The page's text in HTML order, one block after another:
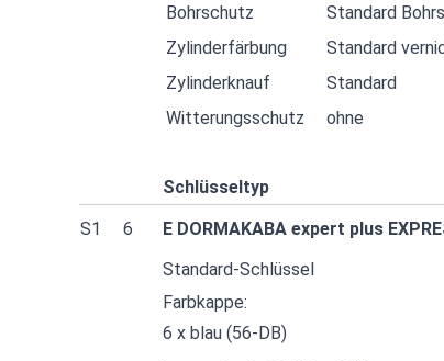
Bohrschutz
Standard
Zylinderfärbung
Standard
Zylinderknauf
Standard
Witterungsschutz
ohne
Schlüsseltyp
S1
6 E DORMAKABA expert plus
Standard-Schlüssel
Farbkappe:
6 x blau (56-DB)